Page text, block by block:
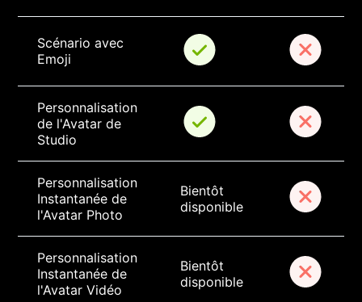
Scénario avec
Emoji
Personnalisation
de l'Avatar de
Studio
Personnalisation
Instantanée de
l'Avatar Photo
Bientôt
disponible
Personnalisation
Instantanée de
l'Avatar Vidéo
Bientôt
disponible